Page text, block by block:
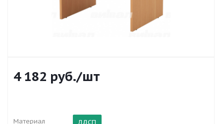
4 182 руб./шт
Материал ЛДСП